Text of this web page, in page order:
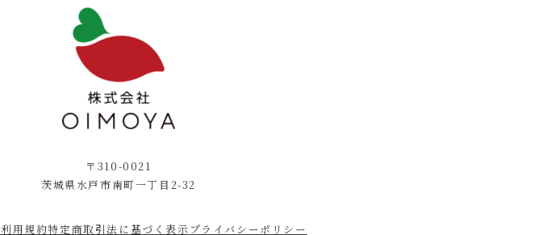
〒310-0021
茨城県水戸市南町一丁目2-32
利用規約特定商取引法に基づく表示 プライバシーポリシー